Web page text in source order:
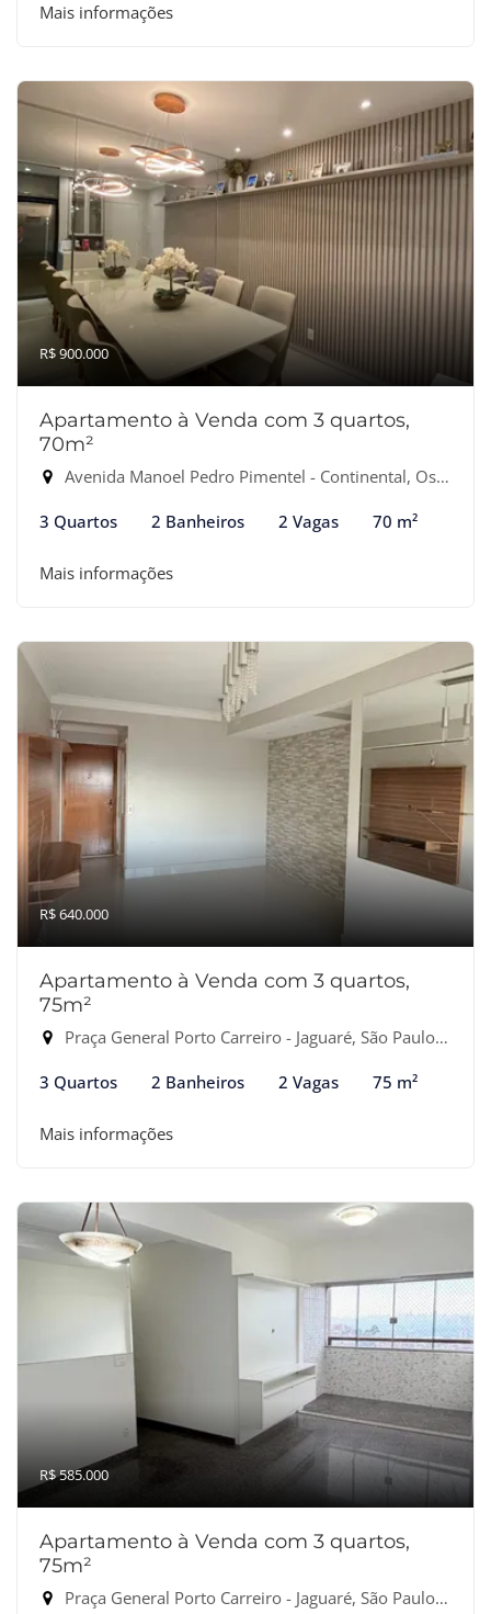
Mais informações
R$ 900.000
Apartamento à Venda com 3 quartos,
70m²
Avenida Manoel Pedro Pimentel - Continental, Osasco-SP
3 Quartos 2 Banheiros 2 Vagas 70 m²
Mais informações
R$ 640.000
Apartamento à Venda com 3 quartos,
75m²
Praça General Porto Carreiro - Jaguaré, São Paulo-SP
3 Quartos 2 Banheiros 2 Vagas 75 m²
Mais informações
R$ 585.000
Apartamento à Venda com 3 quartos,
75m²
Praça General Porto Carreiro - Jaguaré, São Paulo-SP